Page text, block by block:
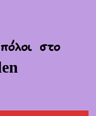
ένα από τα
στο